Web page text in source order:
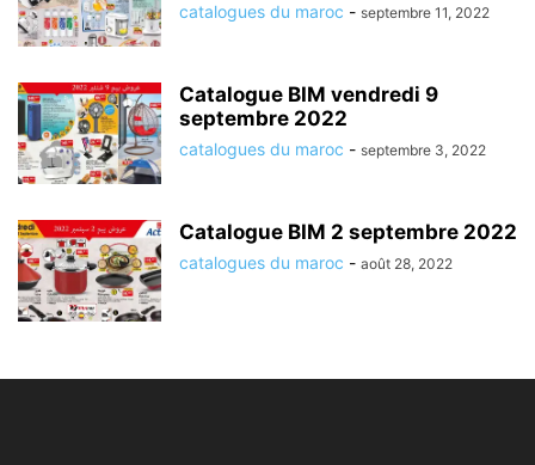
catalogues du maroc - septembre 11, 2022
Catalogue BIM vendredi 9
septembre 2022
catalogues du maroc - septembre 3, 2022
Catalogue BIM 2 septembre 2022
catalogues du maroc - août 28, 2022